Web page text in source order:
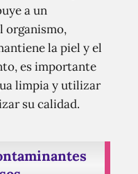
a un
organismo,
la piel y el
es importante
limpia y utilizar
su calidad.